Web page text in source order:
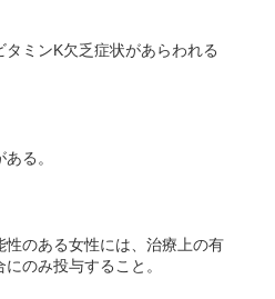
ミンK欠乏症状があらわれる
る。
のある女性には、治療上の有
のみ投与すること。